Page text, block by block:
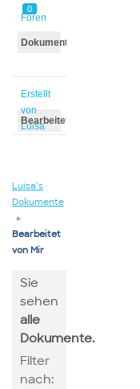
0
Foren
Dokumente
Erstellt
von
Luisa
Bearbeitet
Luisa’s
Dokumente
▸
Bearbeitet
von Mir
Sie
sehen
alle
Dokumente.
Filter
nach: